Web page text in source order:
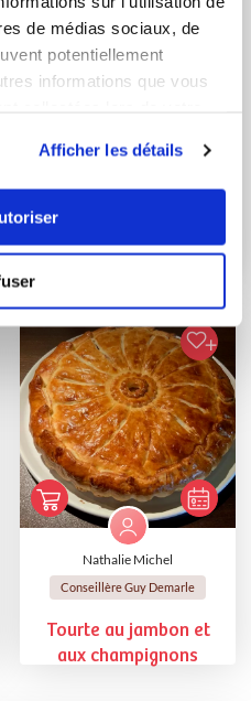
de médias sociaux, de
potentiellement
informations que vous
Afficher les détails
Tartelettes de saison
Nathalie Michel
Conseillère Guy Demarle
Tourte au jambon et
aux champignons